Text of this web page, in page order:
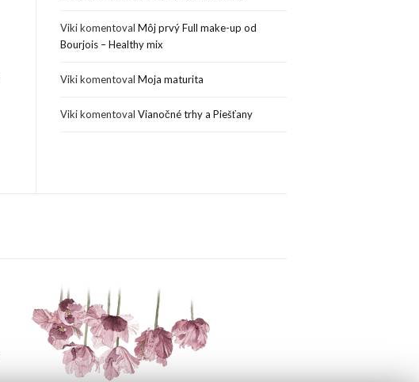
VikikomentovalMôj prvý Full make-up od
Bourjois – Healthy mix
VikikomentovalMoja maturita
VikikomentovalVianočné trhy a Piešťany